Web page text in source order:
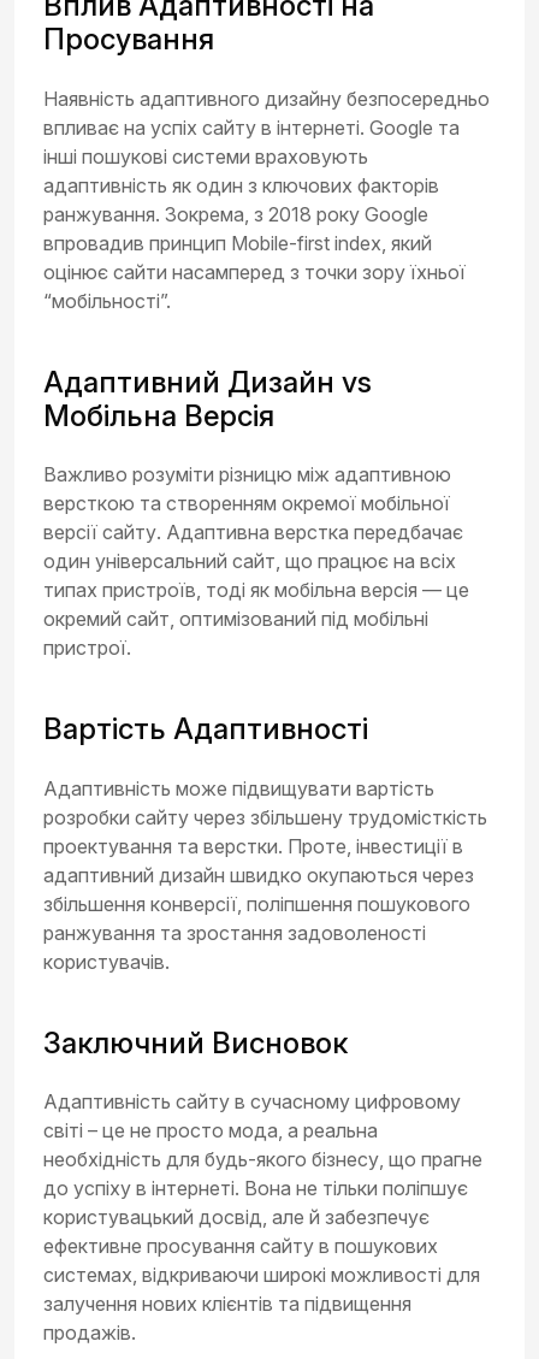
Просування
Наявність адаптивного дизайну безпосередньо
впливає на успіх сайту в інтернеті. Google та
інші пошукові системи враховують
адаптивність як один з ключових факторів
ранжування. Зокрема, з 2018 року Google
впровадив принцип Mobile-first index, який
оцінює сайти насамперед з точки зору їхньої
“мобільності”.
Адаптивний Дизайн vs
Мобільна Версія
Важливо розуміти різницю між адаптивною
версткою та створенням окремої мобільної
версії сайту. Адаптивна верстка передбачає
один універсальний сайт, що працює на всіх
типах пристроїв, тоді як мобільна версія — це
окремий сайт, оптимізований під мобільні
пристрої.
Вартість Адаптивності
Адаптивність може підвищувати вартість
розробки сайту через збільшену трудомісткість
проектування та верстки. Проте, інвестиції в
адаптивний дизайн швидко окупаються через
збільшення конверсії, поліпшення пошукового
ранжування та зростання задоволеності
користувачів.
Заключний Висновок
Адаптивність сайту в сучасному цифровому
світі – це не просто мода, а реальна
необхідність для будь-якого бізнесу, що прагне
до успіху в інтернеті. Вона не тільки поліпшує
користувацький досвід, але й забезпечує
ефективне просування сайту в пошукових
системах, відкриваючи широкі можливості для
залучення нових клієнтів та підвищення
продажів.